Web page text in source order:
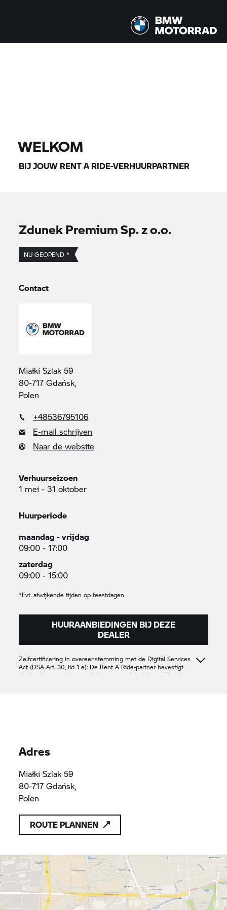
WELKOM
BIJ JOUW RENT A RIDE-VERHUURPARTNER
Zdunek Premium Sp. z o.o.
NU GEOPEND *
Contact
Miałki Szlak 59
80-717 Gdańsk,
Polen
+48536795106
E-mail schrijven
Naar de website
Verhuurseizoen
1 mei - 31 oktober
Huurperiode
maandag - vrijdag
09:00 - 17:00
zaterdag
09:00 - 15:00
*Evt. afwijkende tijden op feestdagen
HUURAANBIEDINGEN BIJ DEZE
DEALER
Zelfcertificering in overeenstemming met de Digital Services
Act (DSA Art. 30, lid 1 e): De Rent A Ride-partner bevestigt
dat hij alleen producten of diensten aanbiedt die voldoen aan
Adres
Miałki Szlak 59
80-717 Gdańsk,
Polen
ROUTE PLANNEN